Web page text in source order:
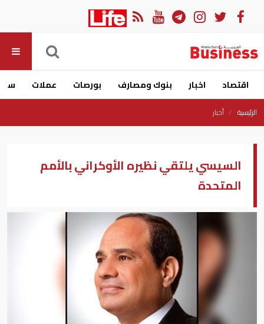
اقتصاد اخبار بنوك ومصارف بورصات عملات
الرئيسية أخبار
السيسي يلتقي نظيره الأوكراني بالأمم
المتحدة